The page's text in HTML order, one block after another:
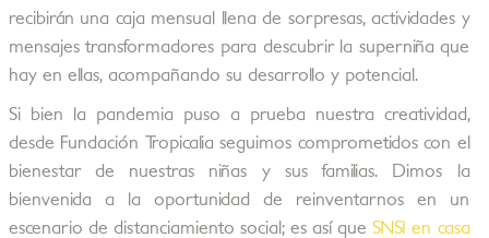
recibirán una caja mensual llena de sorpresas, actividades y
mensajes transformadores para descubrir la superniña que
hay en ellas, acompañando su desarrollo y potencial.
Si bien la pandemia puso a prueba nuestra creatividad,
desde Fundación Tropicalia seguimos comprometidos con el
bienestar de nuestras niñas y sus familias. Dimos la
bienvenida a la oportunidad de reinventarnos en un
escenario de distanciamiento social; es así queSNSI en casa